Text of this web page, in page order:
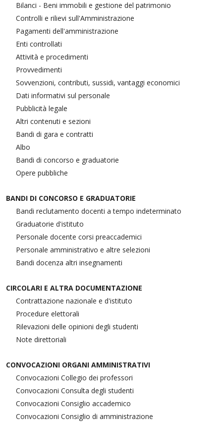
Bilanci - Beni immobili e gestione del patrimonio
Controlli e rilievi sull'Amministrazione
Pagamenti dell'amministrazione
Enti controllati
Attività e procedimenti
Provvedimenti
Sovvenzioni, contributi, sussidi, vantaggi economici
Dati informativi sul personale
Pubblicità legale
Altri contenuti e sezioni
Bandi di gara e contratti
Albo
Bandi di concorso e graduatorie
Opere pubbliche
BANDI DI CONCORSO E GRADUATORIE
Bandi reclutamento docenti a tempo indeterminato
Graduatorie d'istituto
Personale docente corsi preaccademici
Personale amministrativo e altre selezioni
Bandi docenza altri insegnamenti
CIRCOLARI E ALTRA DOCUMENTAZIONE
Contrattazione nazionale e d'istituto
Procedure elettorali
Rilevazioni delle opinioni degli studenti
Note direttoriali
CONVOCAZIONI ORGANI AMMINISTRATIVI
Convocazioni Collegio dei professori
Convocazioni Consulta degli studenti
Convocazioni Consiglio accademico
Convocazioni Consiglio di amministrazione